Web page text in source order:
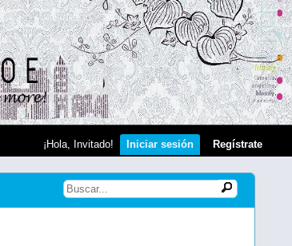
¡Hola, Invitado! Iniciar sesión Regístrate